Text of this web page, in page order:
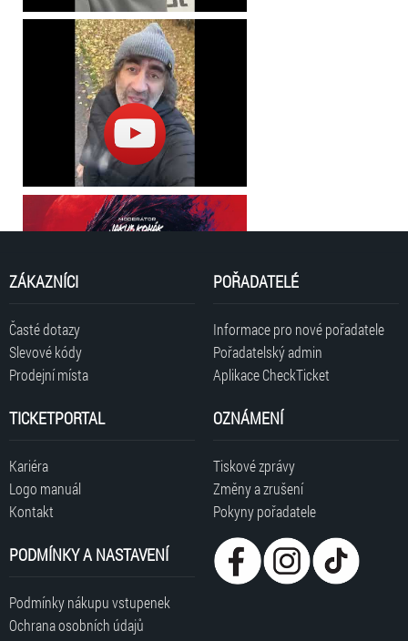
ZÁKAZNÍCI
Časté dotazy
Slevové kódy
Prodejní místa
POŘADATELÉ
Informace pro nové pořadatele
Pořadatelský admin
Aplikace CheckTicket
TICKETPORTAL
Kariéra
Logo manuál
Kontakt
OZNÁMENÍ
Tiskové zprávy
Změny a zrušení
Pokyny pořadatele
PODMÍNKY A NASTAVENÍ
Podmínky nákupu vstupenek
Ochrana osobních údajů